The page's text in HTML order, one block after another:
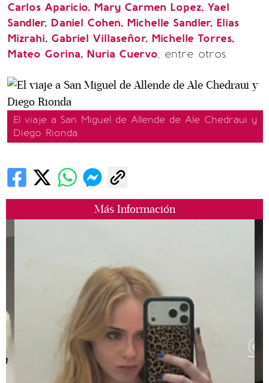
Más Información
Carlos Aparicio, Mary Carmen Lopez, Yael
Sandler, Daniel Cohen, Michelle Sandler, Elias
Mizrahi, Gabriel Villaseñor, Michelle Torres,
Mateo Gorina, Nuria Cuervo, entre otros.
El viaje a San Miguel de Allende de Ale Chedraui y
Diego Rionda